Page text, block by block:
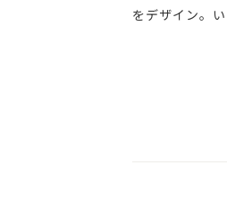
をデザイン。